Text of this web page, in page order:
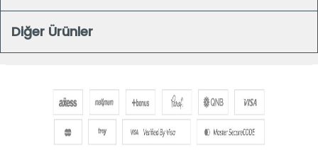
Diğer Ürünler